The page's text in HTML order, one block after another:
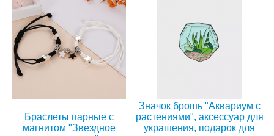
Браслеты парные с
магнитом "Звездное
Значок брошь "Аквариум с
растениями", аксессуар для
украшения, подарок для